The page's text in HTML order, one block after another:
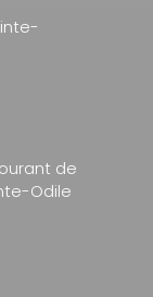
de
Odile